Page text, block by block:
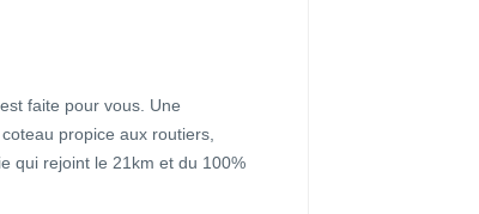
faite pour vous. Une
propice aux routiers,
qui rejoint le 21km et du 100%